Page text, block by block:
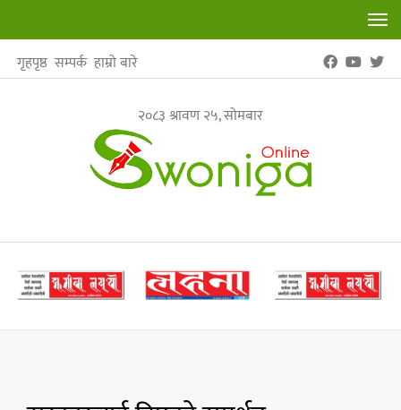
गृहपृष्ठ सम्पर्क हाम्रो बारे
२०८३ श्रावण २५, सोमबार